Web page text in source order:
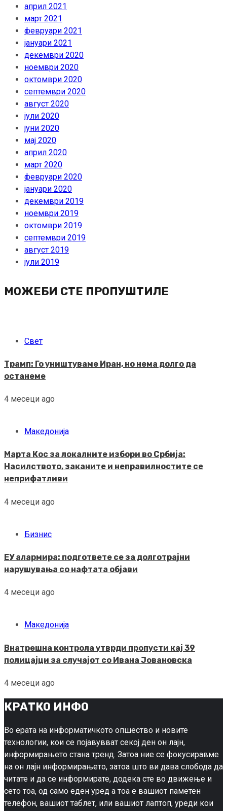
април 2021
март 2021
февруари 2021
јануари 2021
декември 2020
ноември 2020
октомври 2020
септември 2020
август 2020
јули 2020
јуни 2020
мај 2020
април 2020
март 2020
февруари 2020
јануари 2020
декември 2019
ноември 2019
октомври 2019
септември 2019
август 2019
јули 2019
МОЖЕБИ СТЕ ПРОПУШТИЛЕ
Свет
Трамп: Го уништуваме Иран, но нема долго да
останеме
4 месеци ago
Македонија
Марта Кос за локалните избори во Србија:
Насилството, заканите и неправилностите се
неприфатливи
4 месеци ago
Бизнис
ЕУ алармира: подгответе се за долготрајни
нарушувања со нафтата објави
4 месеци ago
Македонија
Внатрешна контрола утврди пропусти кај 39
полицајци за случајот со Ивана Јовановска
4 месеци ago
КРАТКО ИНФО
Во ерата на информатичкото опшество и новите
технологии, кои се појавувват секој ден он лајн,
информирањето стана тренд. Затоа ние се фокусиравме
на он лајн информирањето, затоа што ви дава слобода да
читате и да се информирате, додека сте во движење и
сето тоа, од само еден уред а тоа е вашиот паметен
телефон, вашиот таблет, или вашиот лаптоп, уреди кои